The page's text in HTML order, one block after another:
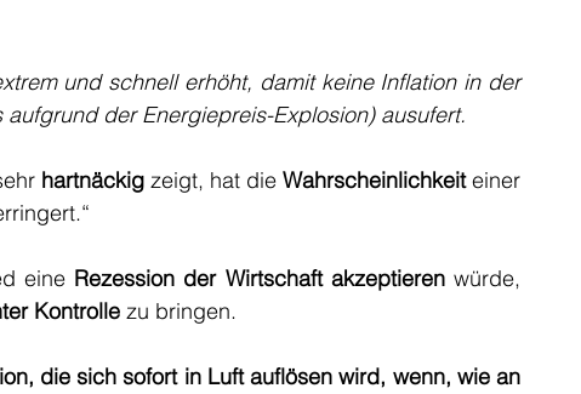
und schnell erhöht, damit keine Inflation in der
der Energiepreis-Explosion) ausufert.
hartnäckig zeigt, hat die Wahrscheinlichkeit einer
eine Rezession der Wirtschaft akzeptieren würde,
Kontrolle zu bringen.
die sich sofort in Luft auflösen wird, wenn, wie an